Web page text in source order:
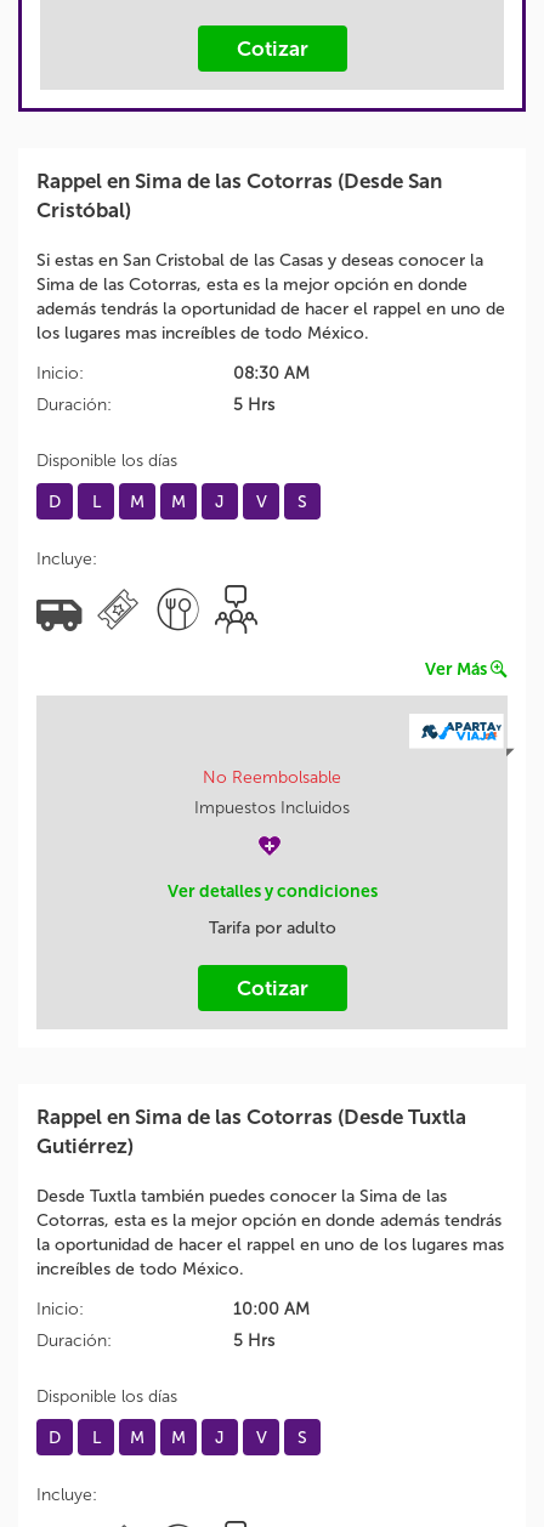
Cotizar
Rappel en Sima de las Cotorras (Desde San
Cristóbal)
Si estas en San Cristobal de las Casas y deseas conocer la
Sima de las Cotorras, esta es la mejor opción en donde
además tendrás la oportunidad de hacer el rappel en uno de
los lugares mas increíbles de todo México.
Inicio:
Duración:
08:30 AM
5 Hrs
Disponible los días
D
L M M J V S
Incluye:
Ver Más
No Reembolsable
Impuestos Incluidos
Ver detalles y condiciones
Tarifa por adulto
Cotizar
Rappel en Sima de las Cotorras (Desde Tuxtla
Gutiérrez)
Desde Tuxtla también puedes conocer la Sima de las
Cotorras, esta es la mejor opción en donde además tendrás
la oportunidad de hacer el rappel en uno de los lugares mas
increíbles de todo México.
Inicio:
Duración:
10:00 AM
5 Hrs
Disponible los días
D
L M M J V S
Incluye: